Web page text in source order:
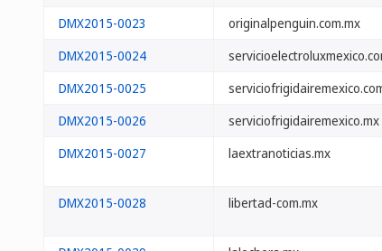
DMX2015-0023
originalpenguin.com.mx
DMX2015-0024
DMX2015-0025
DMX2015-0026
serviciofrigidairemexico.mx
DMX2015-0027
laextranoticias.mx
DMX2015-0028 libertad-com.mx